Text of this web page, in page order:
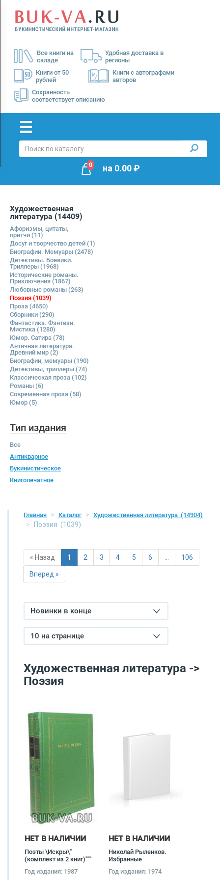
Все книги на
складе
Удобная доставка в
регионы
Книги от 50
рублей
Книги с автографами
авторов
Сохранность
соответствует описанию
Menu
Доставка
Оплата
0 на 0.00₽
Художественная
литература (14409)
Афоризмы, цитаты,
притчи (11)
Досуг и творчество детей (1)
Биографии. Мемуары (2478)
Детективы. Боевики.
Триллеры (1968)
Исторические романы.
Приключения (1867)
Любовные романы (263)
Поэзия (1039)
Проза (4650)
Сборники (290)
Фантастика. Фэнтези.
Мистика (1280)
Юмор. Сатира (78)
Античная литература.
Древний мир (2)
Биографии, мемуары (190)
Детективы, триллеры (74)
Классическая проза (102)
Романы (6)
Современная проза (58)
Юмор (5)
Тип издания
Все
Антикварное
Букинистическое
Книгопечатное
Главная Каталог Художественная литература (14904)
Поэзия (1039)
« Назад 1 2 3 4 5 6 … 106
Вперед »
Новинки в конце
10 на странице
Художественная литература ->
Поэзия
НЕТ В НАЛИЧИИ
Поэты \Искры\"
(комплект из 2 книг)"""
Год издания: 1987
НЕТ В НАЛИЧИИ
Николай Рыленков.
Избранные
(комплект) Николай
Год издания: 1974